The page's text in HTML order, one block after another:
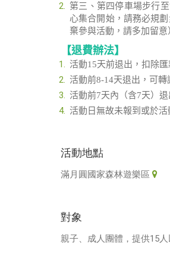
第三、第四停車場步行
心集合開始，請務必規
棄參與活動，請多加留意
【退費辦法】
活動15天前退出，扣除
活動前8-14天退出，可
活動前7天內（含7天）
活動日無故未報到或於
活動地點
滿月圓國家森林遊樂區
對象
親子、成人團體，提供15